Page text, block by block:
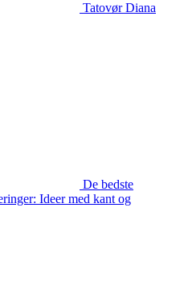
Tatovør Diana
De bedste
Ideer med kant og